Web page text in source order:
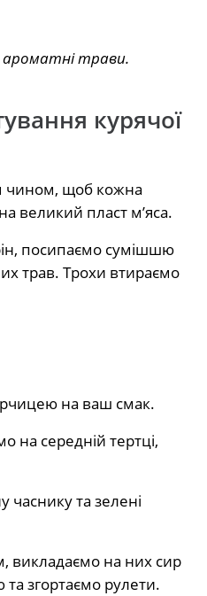
ароматні трави.
курячої
чином, щоб кожна
великий пласт м’яса.
посипаємо сумішшю
трав. Трохи втираємо
на ваш смак.
на середній тертці,
часнику та зелені
викладаємо на них сир
згортаємо рулети.